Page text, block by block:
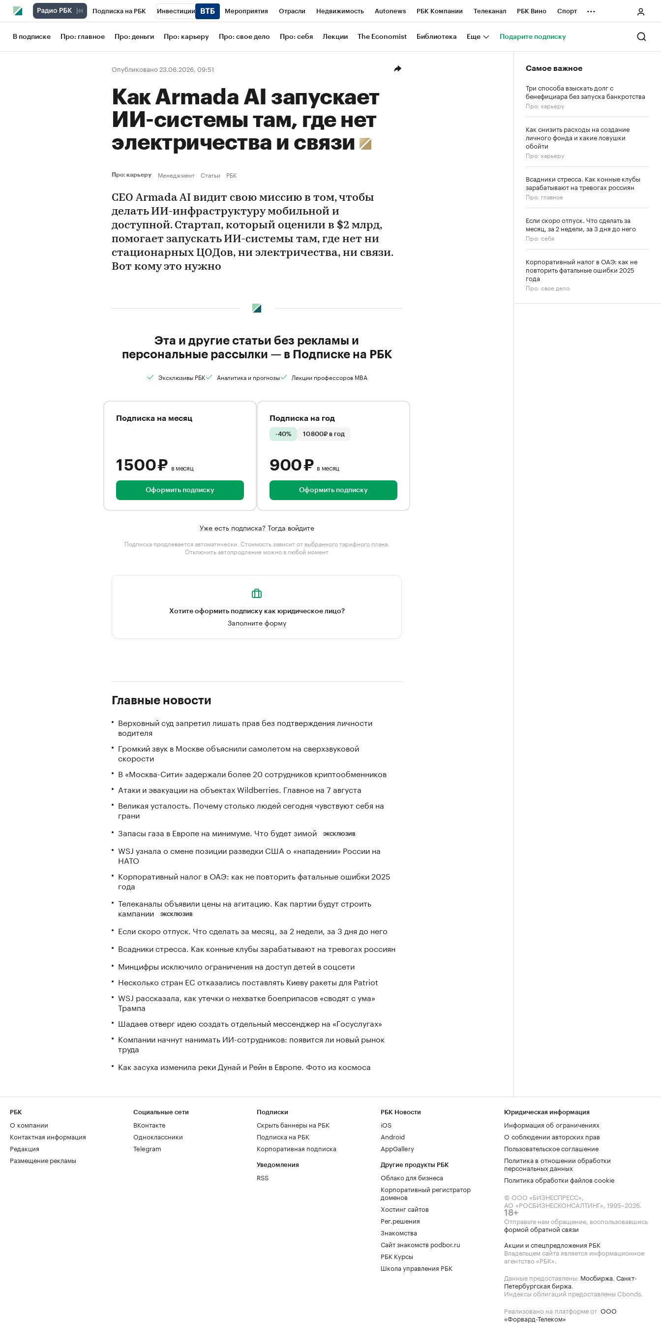
Подписка на РБК Инвестиции Мероприятия Отрасли Недвижимость Autonews РБК Компании Телеканал РБК Вино Спорт
Школа управления РБК РБК Образование РБК Life Тренды Визионеры Национальные проекты Город
Рынок наличной валюты
...
В подписке Про: главное Про: деньги Про: карьеру Про: свое дело Про: себя Лекции The Economist Библиотека Еще Подарите подписку
Опубликовано 23.06.2026, 09:51
Как Armada AI запускает
ИИ-системы там, где нет
электричества и связи
Про: карьеру Менеджмент Статьи РБК
СЕО Armada AI видит свою миссию в том, чтобы
делать ИИ-инфраструктуру мобильной и
доступной. Стартап, который оценили в $2 млрд,
помогает запускать ИИ-системы там, где нет ни
стационарных ЦОДов, ни электричества, ни связи.
Вот кому это нужно
Эта и другие статьи без рекламы и
персональные рассылки — в Подписке на РБК
Эксклюзивы РБК Аналитика и прогнозы Лекции профессоров MBA
Подписка на месяц
1 500 ₽ в месяц
Оформить подписку
Подписка на год
-40% 10 800₽ в год
900 ₽ в месяц
Оформить подписку
Уже есть подписка? Тогда войдите
Подписка продлевается автоматически. Стоимость зависит от выбранного тарифного плана.
Отключить автопродление можно в любой момент
Хотите оформить подписку как юридическое лицо?
Заполните форму
Главные новости
Верховный суд запретил лишать прав без подтверждения личности
водителя
Громкий звук в Москве объяснили самолетом на сверхзвуковой
скорости
В «Москва-Сити» задержали более 20 сотрудников криптообменников
Атаки и эвакуации на объектах Wildberries. Главное на 7 августа
Великая усталость. Почему столько людей сегодня чувствуют себя на
грани
Запасы газа в Европе на минимуме. Что будет зимой
ЭКСКЛЮЗИВ
WSJ узнала о смене позиции разведки США о «нападении» России на
НАТО
Корпоративный налог в ОАЭ: как не повторить фатальные ошибки 2025
года
Телеканалы объявили цены на агитацию. Как партии будут строить
кампании
ЭКСКЛЮЗИВ
Если скоро отпуск. Что сделать за месяц, за 2 недели, за 3 дня до него
Всадники стресса. Как конные клубы зарабатывают на тревогах россиян
Минцифры исключило ограничения на доступ детей в соцсети
Несколько стран ЕС отказались поставлять Киеву ракеты для Patriot
WSJ рассказала, как утечки о нехватке боеприпасов «сводят с ума»
Трампа
Шадаев отверг идею создать отдельный мессенджер на «Госуслугах»
Компании начнут нанимать ИИ-сотрудников: появится ли новый рынок
труда
Как засуха изменила реки Дунай и Рейн в Европе. Фото из космоса
Самое важное
Три способа взыскать долг с
бенефициара без запуска банкротства
Про: карьеру
Как снизить расходы на создание
личного фонда и какие ловушки
обойти
Про: карьеру
Всадники стресса. Как конные клубы
зарабатывают на тревогах россиян
Про: главное
Если скоро отпуск. Что сделать за
месяц, за 2 недели, за 3 дня до него
Про: себя
Корпоративный налог в ОАЭ: как не
повторить фатальные ошибки 2025
года
Про: свое дело
РБК
О компании
Контактная информация
Редакция
Размещение рекламы
Социальные сети
ВКонтакте
Одноклассники
Telegram
Подписки
Скрыть баннеры на РБК
Подписка на РБК
Корпоративная подписка
Уведомления
RSS
РБК Новости
iOS
Android
AppGallery
Другие продукты РБК
Облако для бизнеса
Корпоративный регистратор
доменов
Хостинг сайтов
Рег.решения
Знакомства
Сайт знакомств podbor.ru
РБК Курсы
Школа управления РБК
Юридическая информация
Информация об ограничениях
О соблюдении авторских прав
Пользовательское соглашение
Политика в отношении обработки
персональных данных
Политика обработки файлов cookie
© ООО «БИЗНЕСПРЕСС»,
АО «РОСБИЗНЕСКОНСАЛТИНГ», 1995–2026.
18+
Отправьте нам обращение, воспользовавшись
формой обратной связи
Акции и спецпредложения РБК
Владельцем сайта является информационное
агентство «РБК».
Данные предоставлены: Мосбиржа, Санкт-
Петербургская биржа.
Индексы облигаций предоставлены Cbonds.
Реализовано на платформе от ООО
«Форвард-Телеком»